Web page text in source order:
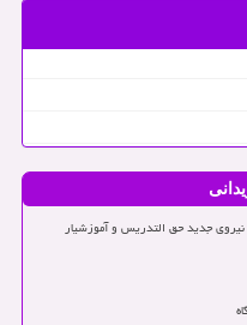
جدید حق التدریس و آموزشیار